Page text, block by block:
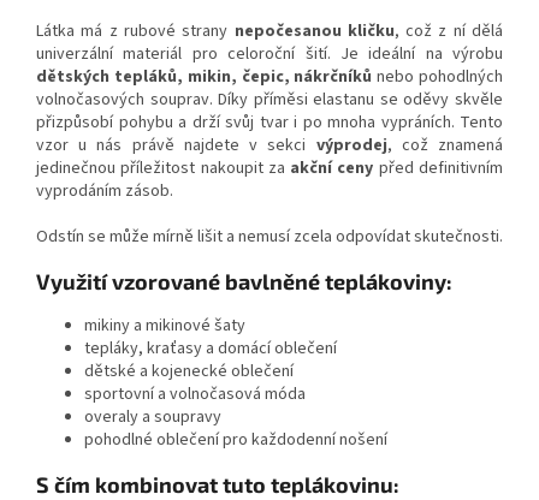
Látka má z rubové strany nepočesanou kličku, což z ní dělá
univerzální materiál pro celoroční šití. Je ideální na výrobu
dětských tepláků, mikin, čepic, nákrčníků nebo pohodlných
volnočasových souprav. Díky příměsi elastanu se oděvy skvěle
přizpůsobí pohybu a drží svůj tvar i po mnoha vypráních. Tento
vzor u nás právě najdete v sekci výprodej, což znamená
jedinečnou příležitost nakoupit za akční ceny před definitivním
vyprodáním zásob.
Odstín se může mírně lišit a nemusí zcela odpovídat skutečnosti.
Využití vzorované bavlněné teplákoviny:
mikiny a mikinové šaty
tepláky, kraťasy a domácí oblečení
dětské a kojenecké oblečení
sportovní a volnočasová móda
overaly a soupravy
pohodlné oblečení pro každodenní nošení
S čím kombinovat tuto teplákovinu: